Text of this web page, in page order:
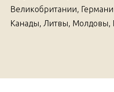
Великобритании,
Канады, Литвы, Молдовы,